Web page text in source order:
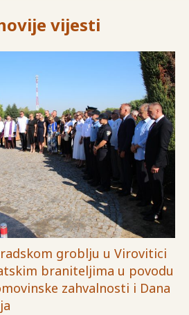
vijesti
groblju u Virovitici
braniteljima u povodu
zahvalnosti i Dana